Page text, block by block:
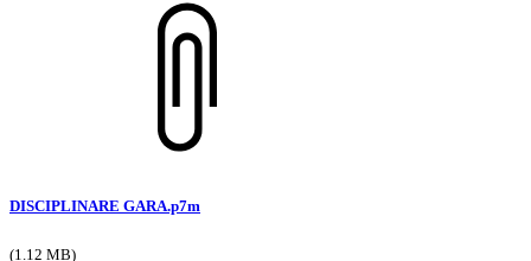
DISCIPLINARE GARA.p7m
(1.12 MB)